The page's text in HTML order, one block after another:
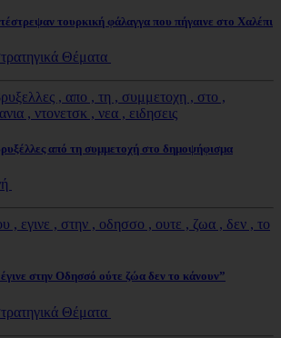
τουρκική φάλαγγα που πήγαινε στο Χαλέπι
Θέματα
από τη συμμετοχή στο δημοψήφισμα
στην Οδησσό ούτε ζώα δεν το κάνουν”
Θέματα